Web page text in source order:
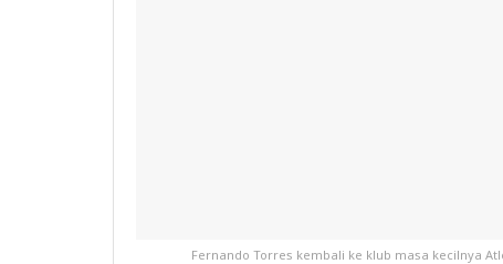
Fernando Torres kembali ke klub masa kecilnya